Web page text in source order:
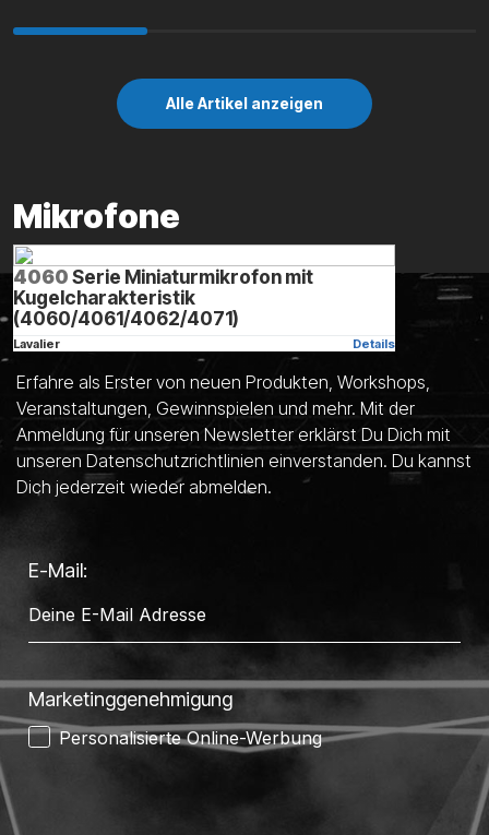
Alle Artikel anzeigen
Mikrofone
4060Serie Miniaturmikrofon mit
Kugelcharakteristik
(4060/4061/4062/4071)
Lavalier Details
Alle Mikrofone anzeigen
Bleib auf dem Laufenden
Erfahre als Erster von neuen Produkten, Workshops,
Veranstaltungen, Gewinnspielen und mehr. Mit der
Anmeldung für unseren Newsletter erklärst Du Dich mit
unseren Datenschutzrichtlinien einverstanden. Du kannst
Dich jederzeit wieder abmelden.
E-Mail:
Marketinggenehmigung
Personalisierte Online-Werbung